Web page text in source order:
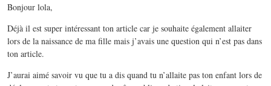
Bonjour lola,
Déjà il est super intéressant ton article car je souhaite également allaiter
lors de la naissance de ma fille mais j’avais une question qui n’est pas dans
ton article.
J’aurai aimé savoir vu que tu a dis quand tu n’allaite pas ton enfant lors de